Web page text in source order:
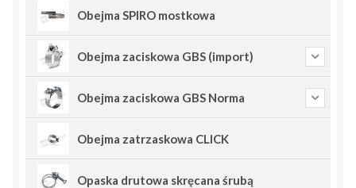
Obejma SPIRO mostkowa
Obejma zaciskowa GBS (import)
Obejma zaciskowa GBS Norma
Obejma zatrzaskowa CLICK
Opaska drutowa skręcana śrubą